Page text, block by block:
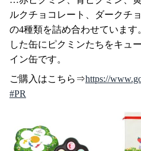
ルクチョコレート、ダークチ
の4種類を詰め合わせていま
した缶にピクミンたちをキュ
イン缶です。
ご購入はこちら⇒https://
#PR